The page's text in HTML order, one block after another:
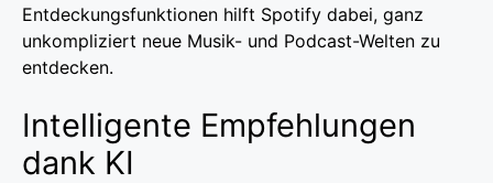
Entdeckungsfunktionen hilft Spotify dabei, ganz
unkompliziert neue Musik- und Podcast-Welten zu
entdecken.
Intelligente Empfehlungen
dank KI